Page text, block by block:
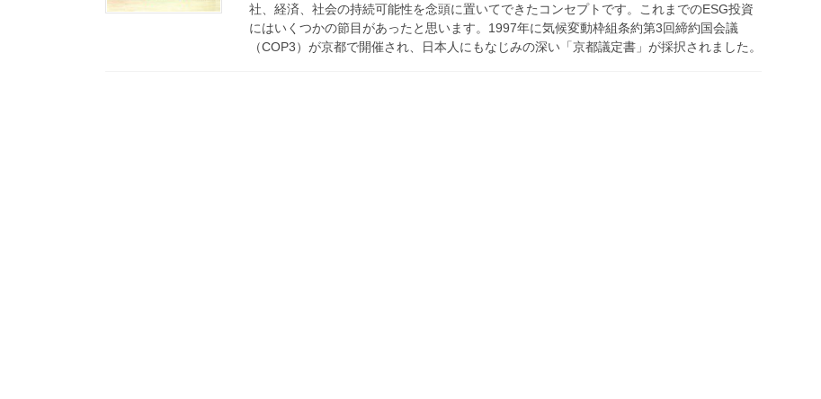
社、経済、社会の持続可能性を念頭に置いてできたコンセプトです。これまでのESG投資
にはいくつかの節目があったと思います。1997年に気候変動枠組条約第3回締約国会議
（COP3）が京都で開催され、日本人にもなじみの深い「京都議定書」が採択されました。